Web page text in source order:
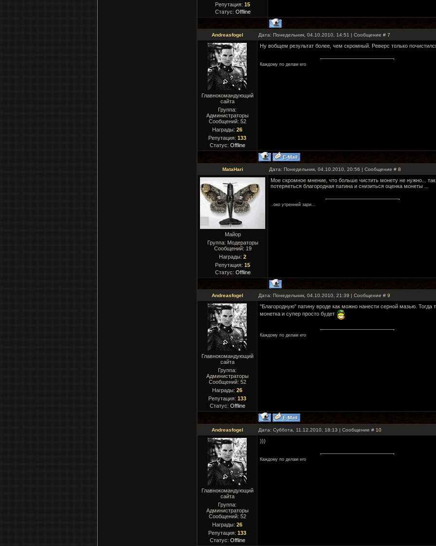
Репутация: 15
Статус: Offline
Andreasfogel Дата: Понедельник, 04.10.2010, 14:51 | Сообщение # 7
Главнокомандующий
сайта
Группа:
Администраторы
Сообщений: 52
Награды: 26
Репутация: 133
Статус: Offline
Ну вобщем результат более, чем скромный. Реверс только
Каждому по делам его
MataHari Дата: Понедельник, 04.10.2010, 20:56 | Сообщение # 8
Майор
Группа: Модераторы
Сообщений: 19
Награды: 2
Репутация: 15
Статус: Offline
Мое скромное мнение, что больше чистить монету не нужно... так
потеряеться благородная патина и снизиться оценка монеты ...
..око утреннeй зари...
Andreasfogel Дата: Понедельник, 04.10.2010, 21:39 | Сообщение # 9
Главнокомандующий
сайта
Группа:
Администраторы
Сообщений: 52
Награды: 26
Репутация: 133
Статус: Offline
"Благородную" патину вроде как можно нанести серной мазью. Тогда
монетка и супер просто будет
Каждому по делам его
Andreasfogel Дата: Суббота, 11.12.2010, 18:13 | Сообщение # 10
Главнокомандующий
сайта
Группа:
Администраторы
Сообщений: 52
Награды: 26
Репутация: 133
Статус: Offline
)))
Каждому по делам его